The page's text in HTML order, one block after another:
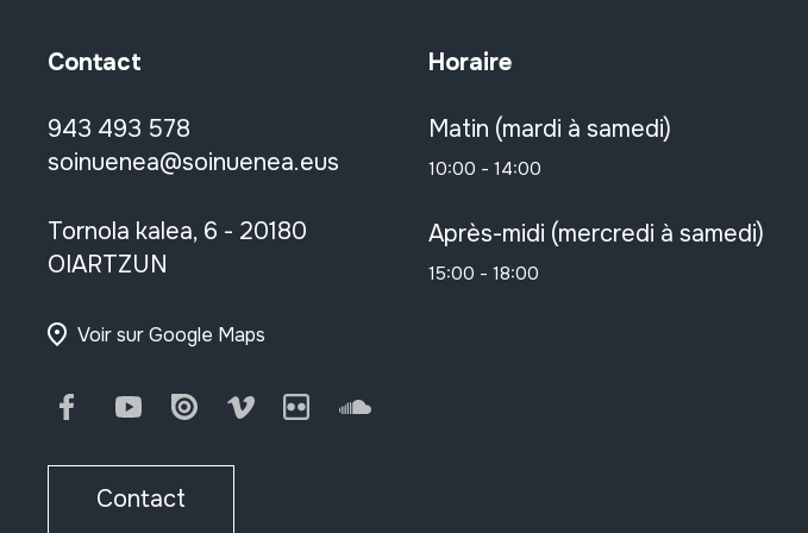
Contact
943 493 578
soinuenea@soinuenea.eus
Tornola kalea, 6 - 20180
OIARTZUN
Voir sur Google Maps
FacebookYoutubeIssuu Vimeo FlickrSoundCloud
Contact
Horaire
Matin (mardi à samedi)
10:00 - 14:00
Après-midi (mercredi à samedi)
15:00 - 18:00